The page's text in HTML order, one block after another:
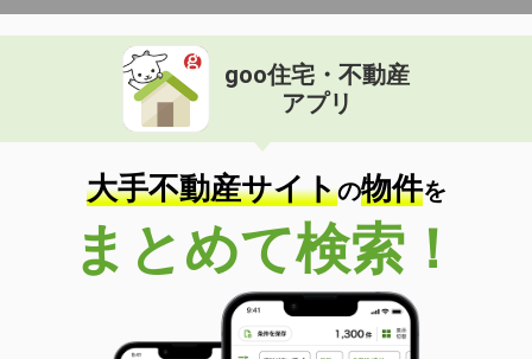
goo住宅・不動産
アプリ
大手不動産サイトの物件を
まとめて検索！